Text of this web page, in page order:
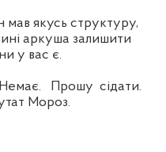
якусь структуру,
аркуша залишити
у вас є.
Прошу сідати.
Мороз.